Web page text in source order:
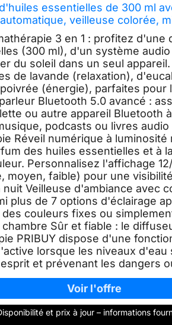
essentielles de 300 ml
veilleuse colorée,
bureau, yoga
3 en 1 : profitez d'une
(300 ml), d'un système
du soleil dans un seul
de lavande (relaxation),
(énergie), parfaites pour
Bluetooth 5.0 avancé :
ou autre appareil Bluetooth
podcasts ou livres
Réveil numérique à
des huiles essentielles et à
Personnalisez l'affichage
moyen, faible) pour une
Veilleuse d'ambiance avec
plus de 7 options d'éclairage
couleurs fixes ou
Sûr et fiable : le
PRIBUY dispose d'une
lorsque les niveaux
et prévenant les dangers
et prix à jour – informations